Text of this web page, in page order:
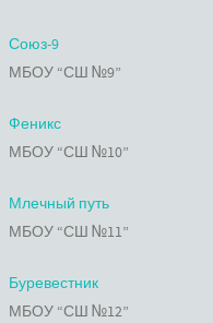
Союз-9
МБОУ “СШ №9”
Феникс
МБОУ “СШ №10”
Млечный путь
МБОУ “СШ №11”
Буревестник
МБОУ “СШ №12”